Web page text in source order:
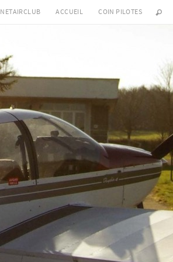
NETAIRCLUB ACCUEIL COIN PILOTES